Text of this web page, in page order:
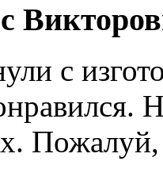
с
Пожалуй,